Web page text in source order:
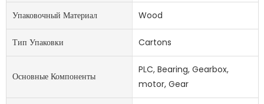
Упаковочный Материал Wood
Тип Упаковки Cartons
Основные Компоненты
PLC, Bearing, Gearbox,
motor, Gear